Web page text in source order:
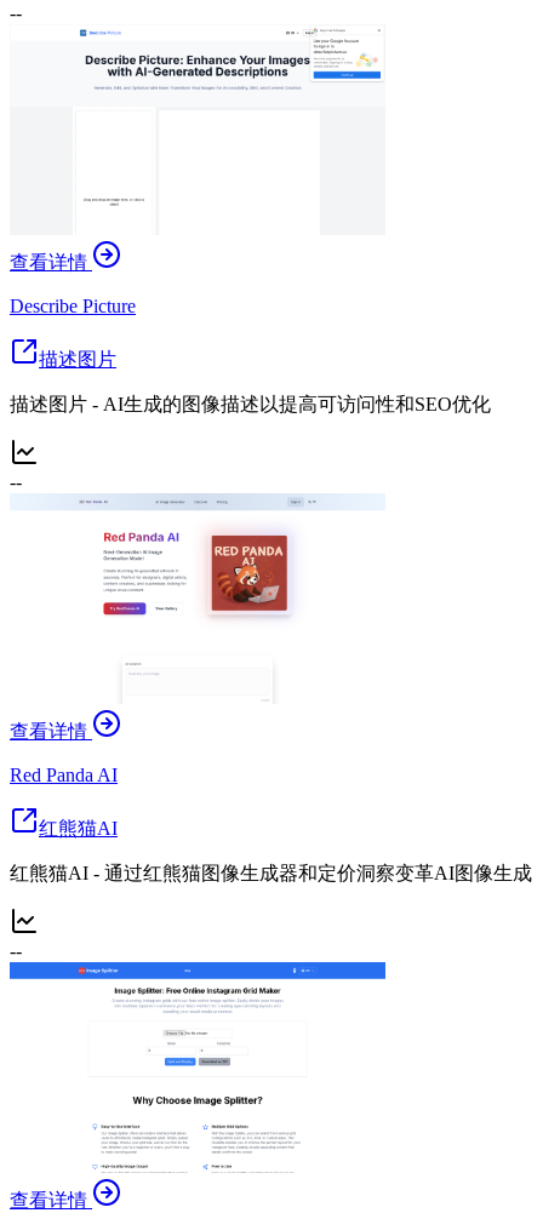
--
查看详情
Describe Picture
描述图片
描述图片 - AI生成的图像描述以提高可访问性和SEO优化
--
查看详情
Red Panda AI
红熊猫AI
红熊猫AI - 通过红熊猫图像生成器和定价洞察变革AI图像生成
--
查看详情